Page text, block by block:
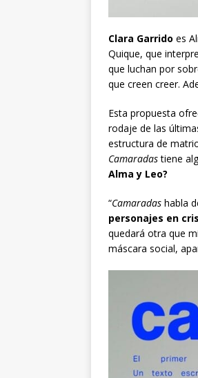
Clara Garrido es
Quique, que
que luchan por
que creen creer.
Esta propuesta
rodaje de las
estructura de
Camaradastiene
Alma y Leo?
“Camaradas habla
personajes en
quedará otra que
máscara social,